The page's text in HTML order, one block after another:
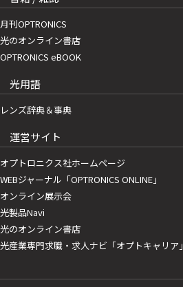
月刊OPTRONICS
光のオンライン書店
OPTRONICS eBOOK
光用語
レンズ辞典＆事典
運営サイト
オプトロニクス社ホームページ
WEBジャーナル「OPTRONICS ONLINE」
オンライン展示会
光製品Navi
光のオンライン書店
光産業専門求職・求人ナビ「オプトキャリア」